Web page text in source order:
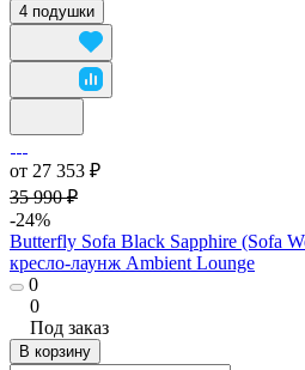
4 подушки
от 27 353 ₽
35 990 ₽
-24%
Butterfly Sofa Black Sapphire (Sofa
кресло-лаунж Ambient Lounge
0
0
Под заказ
В корзину